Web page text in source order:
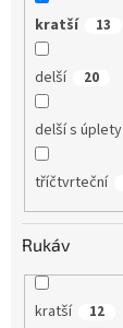
kratší 13
delší 20
delší s úplety
tříčtvrteční
Rukáv
kratší 12